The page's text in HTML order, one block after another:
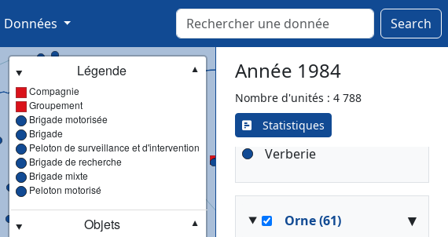
Données Search
Légende
▼
Compagnie
Groupement
Brigade motorisée
Brigade
Peloton de surveillance et d'intervention
Brigade de recherche
Brigade mixte
Peloton motorisé
Objets
▼
Année 1984
Nombre d'unités : 4 788
Statistiques
Noyon
Pont-Sainte-Maxence
Ressons-sur-Matz
Ribécourt-Dreslincourt
Saint-Just-en-Chaussée
Senlis
Songeons
Verberie
Orne (61) ▾